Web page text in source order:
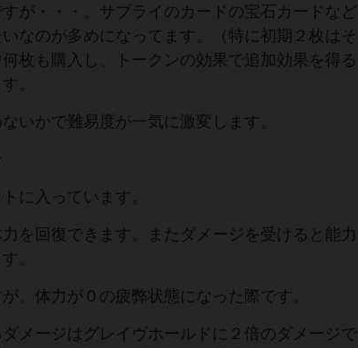
が・・・。サプライのカードの宝石カードなど
なのが多めになってます。（特に初期２枚はそ
枚も購入し、トークンの効果で追加効果を得る
。
いかで難易度が一気に激変します。
に入っています。
を回復できます。またダメージを受けると能力
。
、体力が０の疲弊状態になった際です。
メージはグレイヴホールドに２倍のダメージで